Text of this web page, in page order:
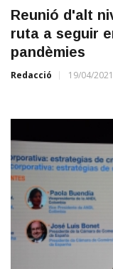
Reunió d'alt
ruta a seguir
pandèmies
Redacció 19/04/